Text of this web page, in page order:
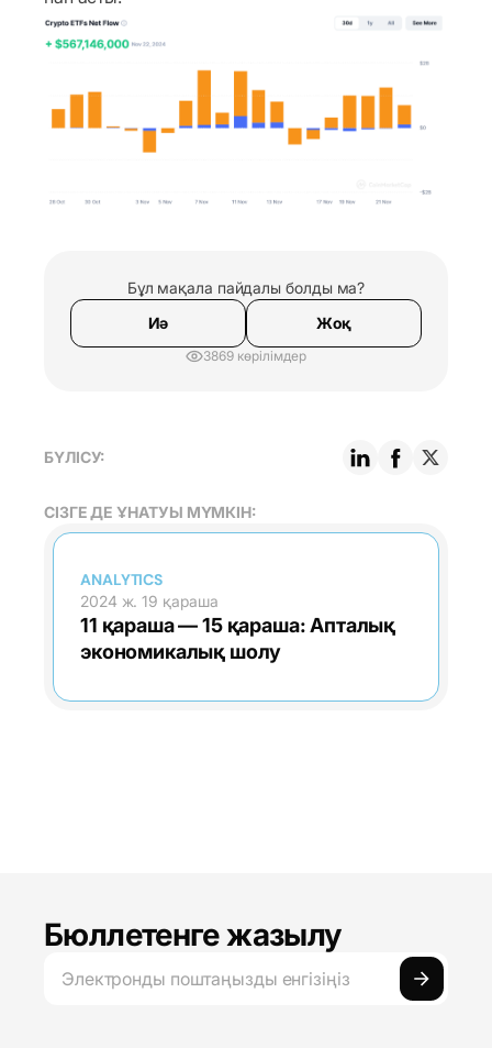
Бұл мақала пайдалы болды ма?
Иә
Жоқ
3869 көрілімдер
БҮЛІСУ:
СІЗГЕ ДЕ ҰНАТУЫ МҮМКІН:
ANALYTICS
2024 ж. 19 қараша
11 қараша — 15 қараша: Апталық
экономикалық шолу
Бюллетенге жазылу